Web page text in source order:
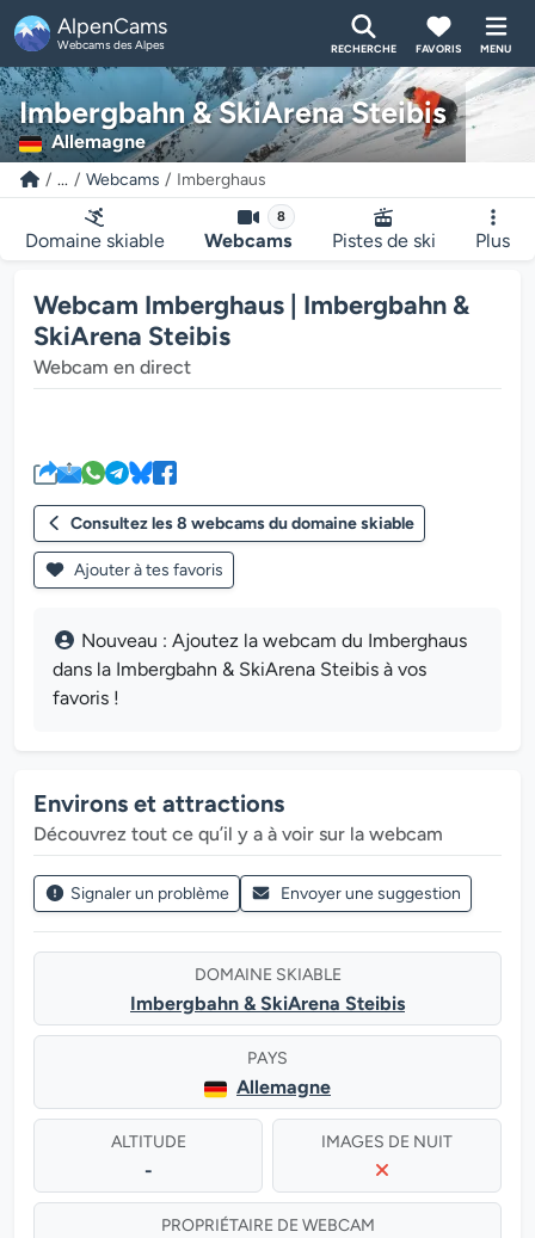
AlpenCams
Webcams des Alpes RECHERCHE FAVORIS MENU
Imbergbahn & SkiArena Steibis
Allemagne
... Webcams Imberghaus
Domaine skiable
8
Webcams Pistes de ski Plus
Webcam Imberghaus | Imbergbahn &
SkiArena Steibis
Webcam en direct
Consultez les 8 webcams du domaine skiable
Ajouter à tes favoris
Nouveau : Ajoutez la webcam du Imberghaus
dans la Imbergbahn & SkiArena Steibis à vos
favoris !
Environs et attractions
Découvrez tout ce qu’il y a à voir sur la webcam
Signaler un problème Envoyer une suggestion
DOMAINE SKIABLE
Imbergbahn & SkiArena Steibis
PAYS
Allemagne
ALTITUDE
-
IMAGES DE NUIT
PROPRIÉTAIRE DE WEBCAM